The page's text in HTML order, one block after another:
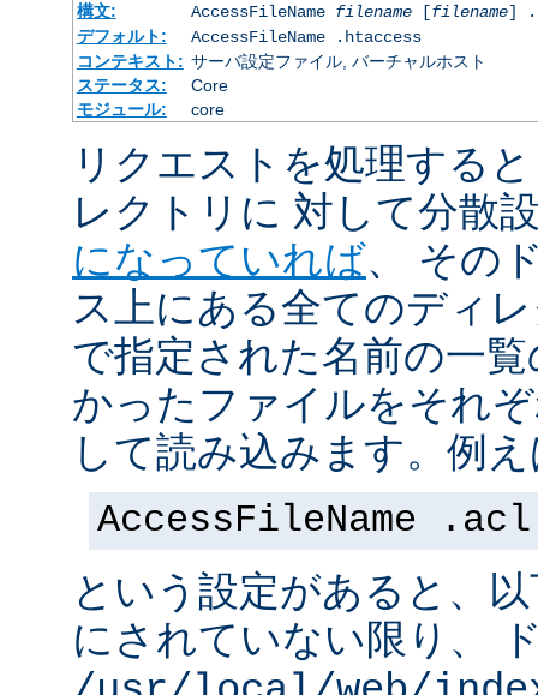
構文:
AccessFileName filename[filename]
デフォルト:
AccessFileName .htaccess
コンテキスト: サーバ設定ファイル, バーチャルホスト
ステータス:
Core
モジュール:
core
リクエストを処理する
レクトリに 対して分散
になっていれば、 その
ス上にある全てのディ
で指定された名前の一
かったファイルをそれ
して読み込みます。例
AccessFileName .acl
という設定があると、
にされていない限り、